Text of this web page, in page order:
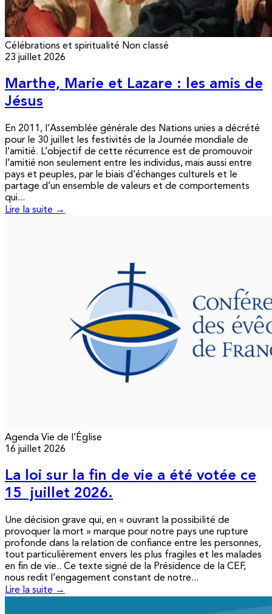
Célébrations et spiritualité Non classé
23 juillet 2026
Marthe, Marie et Lazare : les amis de
Jésus
En 2011, l’Assemblée générale des Nations unies a décrété
pour le 30 juillet les festivités de la Journée mondiale de
l’amitié. L’objectif de cette récurrence est de promouvoir
l’amitié non seulement entre les individus, mais aussi entre
pays et peuples, par le biais d’échanges culturels et le
partage d’un ensemble de valeurs et de comportements
qui...
Lire la suite →
Agenda Vie de l’Église
16 juillet 2026
La loi sur la fin de vie a été votée ce
15 juillet 2026.
Une décision grave qui, en « ouvrant la possibilité de
provoquer la mort » marque pour notre pays une rupture
profonde dans la relation de confiance entre les personnes,
tout particulièrement envers les plus fragiles et les malades
en fin de vie.. Ce texte signé de la Présidence de la CEF,
nous redit l’engagement constant de notre...
Lire la suite →